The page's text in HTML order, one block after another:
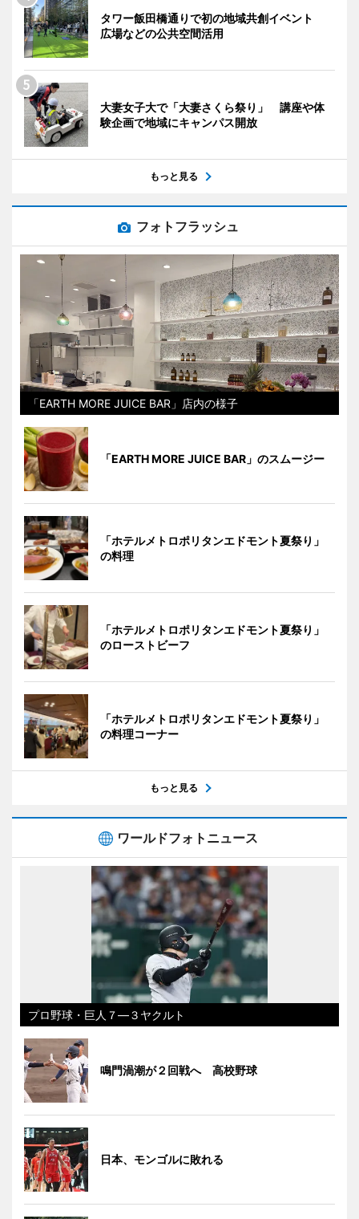
タワー飯田橋通りで初の地域共創イベント
広場などの公共空間活用
大妻女子大で「大妻さくら祭り」 講座や体
験企画で地域にキャンパス開放
もっと見る
フォトフラッシュ
「EARTH MORE JUICE BAR」店内の様子
「EARTH MORE JUICE BAR」のスムージー
「ホテルメトロポリタンエドモント夏祭り」
の料理
「ホテルメトロポリタンエドモント夏祭り」
のローストビーフ
「ホテルメトロポリタンエドモント夏祭り」
の料理コーナー
もっと見る
ワールドフォトニュース
プロ野球・巨人７―３ヤクルト
鳴門渦潮が２回戦へ 高校野球
日本、モンゴルに敗れる